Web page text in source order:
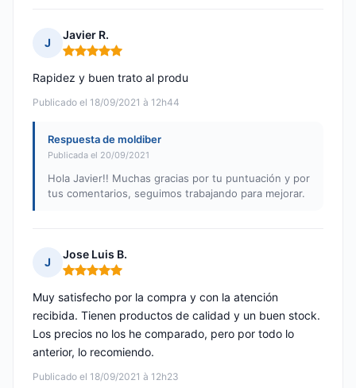
J
Javier R.
Nota: 5 de 5
Publicado el 18/09/2021 à 12h44
Rapidez y buen trato al produ
Respuesta de moldiber
Publicada el 20/09/2021
Hola Javier!! Muchas gracias por tu puntuación y por
tus comentarios, seguimos trabajando para mejorar.
J
Jose Luis B.
Nota: 5 de 5
Publicado el 18/09/2021 à 12h23
Muy satisfecho por la compra y con la atención
recibida. Tienen productos de calidad y un buen stock.
Los precios no los he comparado, pero por todo lo
anterior, lo recomiendo.